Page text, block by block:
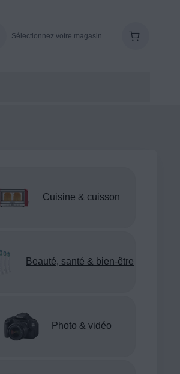
Sélectionnez votre magasin
Cuisine & cuisson
Beauté, santé & bien-être
Photo & vidéo